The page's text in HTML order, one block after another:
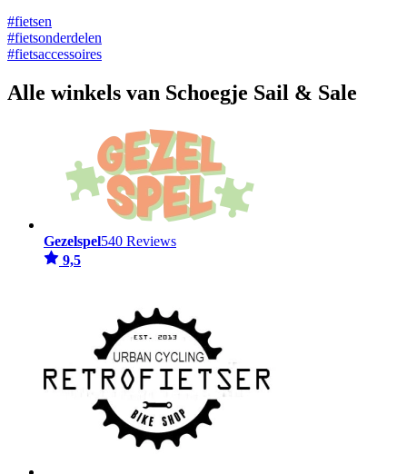
#fietsen
#fietsonderdelen
#fietsaccessoires
Alle winkels van Schoegje Sail & Sale
Gezelspel540 Reviews
9,5